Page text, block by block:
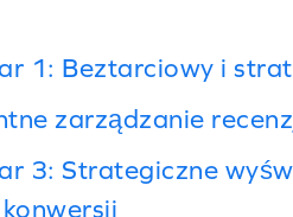
1: Beztarciowy i
zarządzanie
3: Strategiczne